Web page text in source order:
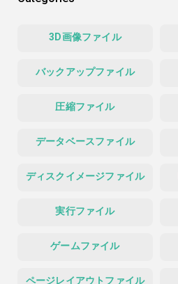
3D画像ファイル
バックアップファイル
圧縮ファイル
データベースファイル
ディスクイメージファイル
実行ファイル
ゲームファイル
ページレイアウトファイル